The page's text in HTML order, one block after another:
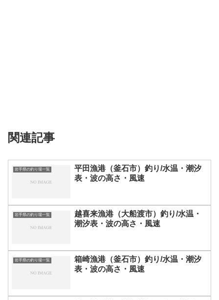
関連記事
岩手県の釣り場一覧
平田漁港（釜石市）釣り/水温・潮汐
表・波の高さ・風速
岩手県の釣り場一覧
越喜来漁港（大船渡市）釣り/水温・
潮汐表・波の高さ・風速
岩手県の釣り場一覧
箱崎漁港（釜石市）釣り/水温・潮汐
表・波の高さ・風速